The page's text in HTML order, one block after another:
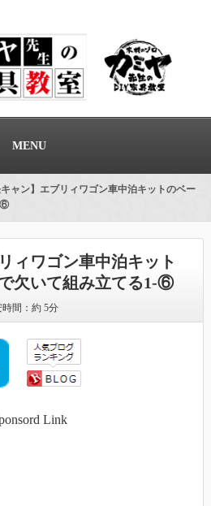
MENU
ャン】エブリィワゴン車中泊キットのベー
⑥
ィワゴン車中泊キット
欠いて組み立てる1-⑥
時間：約 5分
Link